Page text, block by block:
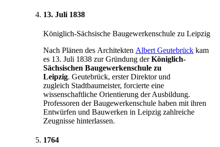
13. Juli 1838
Königlich-Sächsische Baugewerkenschule zu Leipzig
Nach Plänen des Architekten Albert Geutebrück kam
es 13. Juli 1838 zur Gründung derKöniglich-
Sächsischen Baugewerkenschule zu
Leipzig. Geutebrück, erster Direktor und
zugleich Stadtbaumeister, forcierte eine
wissenschaftliche Orientierung der Ausbildung.
Professoren der Baugewerkenschule haben mit ihren
Entwürfen und Bauwerken in Leipzig zahlreiche
Zeugnisse hinterlassen.
1764